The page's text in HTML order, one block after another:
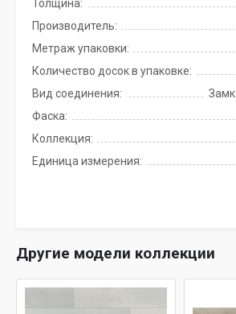
Толщина:
Производитель:
Метраж упаковки:
Количество досок в упаковке:
Вид соединения:
Фаска:
Коллекция:
Единица измерения:
Другие модели коллекции